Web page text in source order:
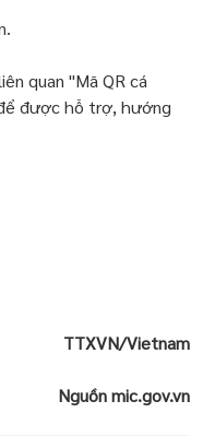
quan "Mã QR cá
được hỗ trợ, hướng
TTXVN/Vietnam
Nguồn mic.gov.vn